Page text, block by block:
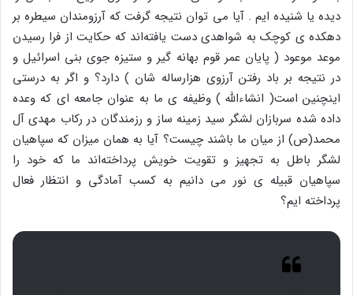
دیده یا شنیده ایم . آیا می توان نتیجه گرفت که آرزومندان سیطره بر
دهکده ی کوچک به شواهدی دست یافته‌اند که حکایت از فرا رسیدن
موعد موعود ( پایان عمر قوم بهانه گیر و ستیزه جوی بنی اسرائیل و
در نتیجه بر باد رفتن آرزوی هزارساله شان ) دارد؟ و اگر به درستی
اینچنین است( انشاءالله ) وظیفه ی ما به عنوان جامعه ای که وعده
داده شده سربازان لشگر سید زمینه ساز و رزمندگان در رکاب مهدی آل
محمد(ص) از میان ما باشند چیست؟ آیا به همان میزان که سپاهیان
لشگر باطل به تجهیز و تقویت خویش پرداخته‌اند ما که خود را
سپاهیان قبیله ی نور می دانیم به کسب آمادگی و انتظار فعال
پرداخته ایم؟